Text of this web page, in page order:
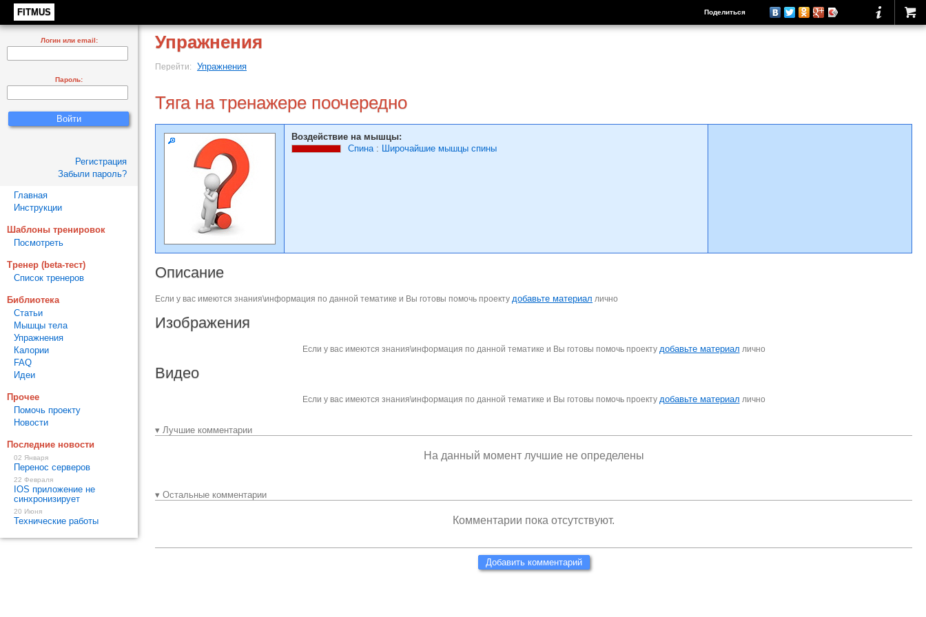
FITMUS Поделиться
Упражнения
Перейти: Упражнения
Тяга на тренажере поочередно
Воздействие на мышцы:
Спина: Широчайшие мышцы спины
Описание
Если у вас имеются знания\информация по данной тематике и Вы готовы помочь проекту добавьте материал лично
Изображения
Если у вас имеются знания\информация по данной тематике и Вы готовы помочь проекту добавьте материал лично
Видео
Если у вас имеются знания\информация по данной тематике и Вы готовы помочь проекту добавьте материал лично
▾ Лучшие комментарии
На данный момент лучшие не определены
▾ Остальные комментарии
Комментарии пока отсутствуют.
Добавить комментарий
Логин или email:
Пароль:
Регистрация
Забыли пароль?
Главная
Инструкции
Шаблоны тренировок
Посмотреть
Тренер (beta-тест)
Список тренеров
Библиотека
Статьи
Мышцы тела
Упражнения
Калории
FAQ
Идеи
Прочее
Помочь проекту
Новости
Последние новости
02 Января
Перенос серверов
22 Февраля
IOS приложение не
синхронизирует
20 Июня
Технические работы